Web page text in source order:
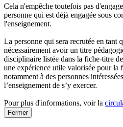
Cela n'empêche toutefois pas
personne qui est déjà engagée sous
l'enseignement.
La personne qui sera recrutée en tant
nécessairement avoir un titre
disciplinaire listée dans la fiche-titre
une expérience utile valorisée pour la
notamment à des personnes
l’enseignement de s’y exercer.
Pour plus d'informations, voir la
Fermer